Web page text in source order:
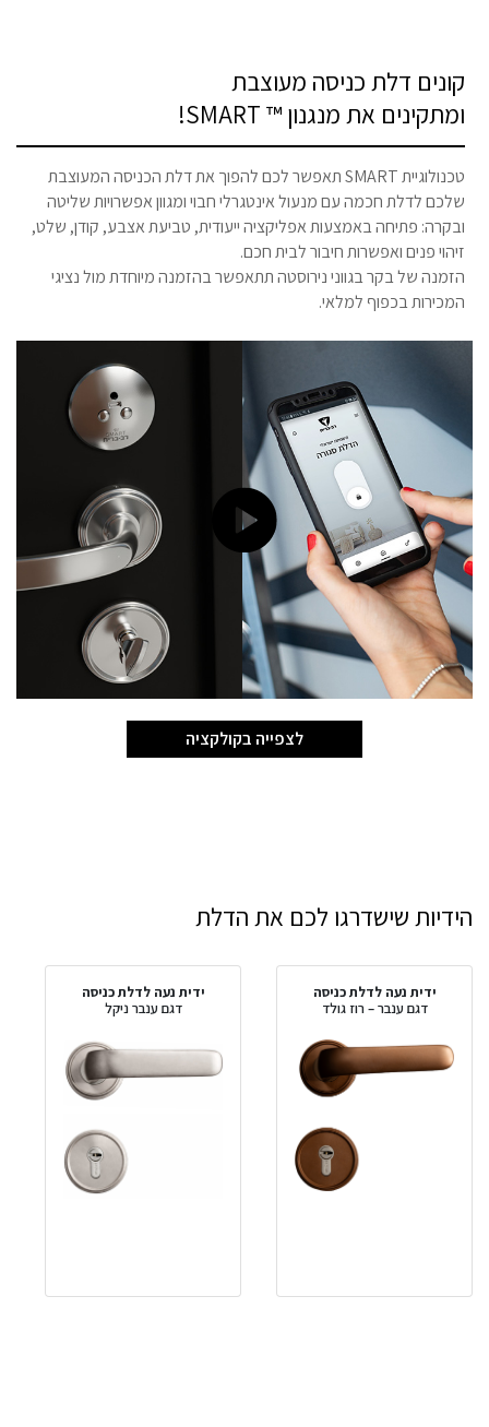
קונים דלת כניסה מעוצבת
ומתקינים את מנגנון ™ SMART!
טכנולוגיית SMART תאפשר לכם להפוך את דלת הכניסה המעוצבת
שלכם לדלת חכמה עם מנעול אינטגרלי חבוי ומגוון אפשרויות שליטה
ובקרה: פתיחה באמצעות אפליקציה ייעודית, טביעת אצבע, קודן, שלט,
זיהוי פנים ואפשרות חיבור לבית חכם.
הזמנה של בקר בגווני נירוסטה תתאפשר בהזמנה מיוחדת מול נציגי
המכירות בכפוף למלאי.
לצפייה בקולקציה
הידיות שישדרגו לכם את הדלת
ידית נעה לדלת כניסה
דגם ענבר – רוז גולד
ידית נעה לדלת כניסה
דגם ענבר ניקל